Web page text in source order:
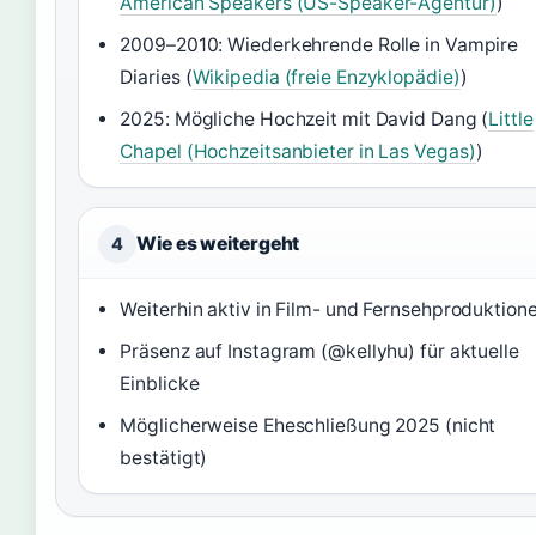
2009–2010: Wiederkehrende Rolle in Vampire
Diaries (Wikipedia (freie Enzyklopädie))
2025: Mögliche Hochzeit mit David Dang (Little
Chapel (Hochzeitsanbieter in Las Vegas))
4 Wie es weitergeht
Weiterhin aktiv in Film- und
Präsenz auf Instagram (@kellyhu) für aktuelle
Einblicke
Möglicherweise Eheschließung 2025 (nicht
bestätigt)